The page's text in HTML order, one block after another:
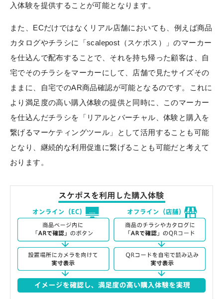
入体験を提供することが可能となります。
また、ECだけではなくリアル店舗においても、例えば商品
カタログやチラシに「scalepost（スケポス）」のマーカー
を仕込んで配布することで、それを持ち帰った顧客は、自
宅でそのチラシをマーカーにして、店舗で見たサイズその
ままに、自宅でのAR商品確認が可能となるのです。これに
より満足度の高い購入体験の提供と同時に、このマーカー
を仕込んだチラシを「リアルとバーチャル、体験と購入を
繋げるマーケティングツール」として活用することも可能
となり、継続的な利用促進に繋げることも可能だと考えて
おります。